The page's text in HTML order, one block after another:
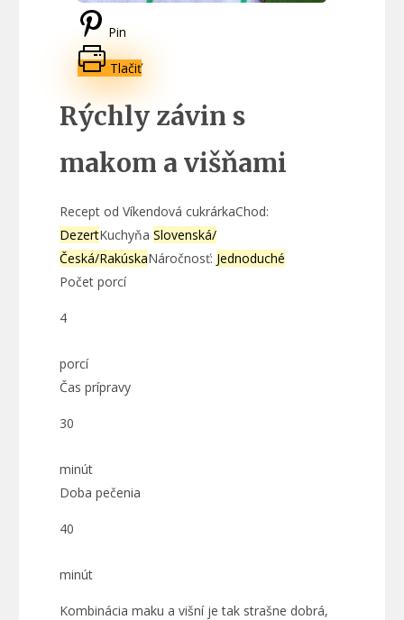
Pin
Tlačiť
Rýchly závin s
makom a višňami
Recept od Víkendová cukrárkaChod:
DezertKuchyňa Slovenská/
Česká/RakúskaNáročnosť: Jednoduché
Počet porcí
4
porcí
Čas prípravy
30
minút
Doba pečenia
40
minút
Kombinácia maku a višní je tak strašne dobrá,